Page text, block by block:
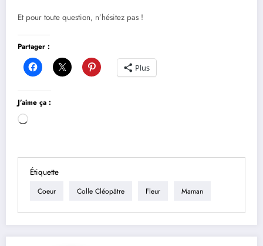
Et pour toute question, n’hésitez pas !
Partager :
Plus
J’aime ça :
Chargement…
Étiquette
Coeur Colle Cléopâtre Fleur Maman